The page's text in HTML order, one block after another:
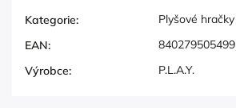
Kategorie:
Plyšové hračky
EAN:
840279505499
Výrobce: P.L.A.Y.